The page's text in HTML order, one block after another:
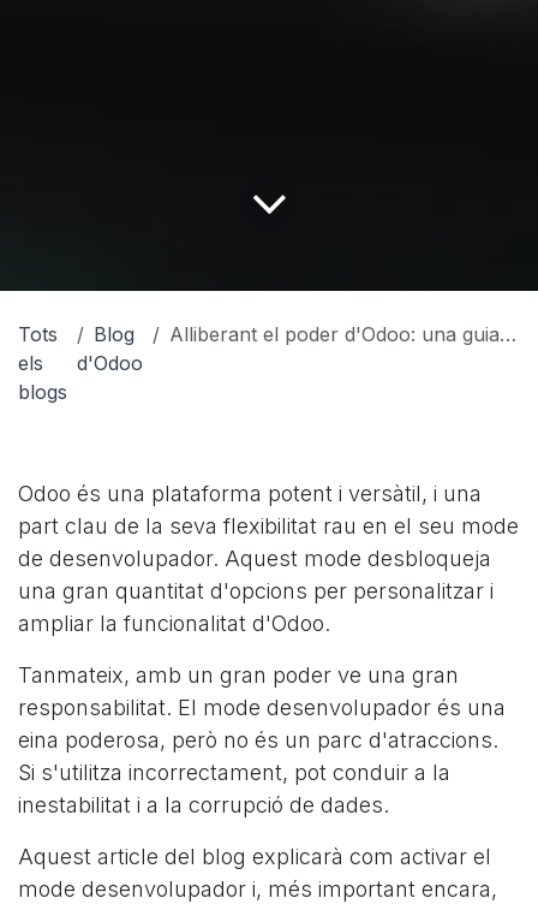
Tots
els
blogs
Blog
d'Odoo
Alliberant el poder d'Odoo: una guia per al mode de desenvolupador (i per què hauríeu de caminar amb cura)
Odoo és una plataforma potent i versàtil, i una
part clau de la seva flexibilitat rau en el seu mode
de desenvolupador. Aquest mode desbloqueja
una gran quantitat d'opcions per personalitzar i
ampliar la funcionalitat d'Odoo.
Tanmateix, amb un gran poder ve una gran
responsabilitat. El mode desenvolupador és una
eina poderosa, però no és un parc d'atraccions.
Si s'utilitza incorrectament, pot conduir a la
inestabilitat i a la corrupció de dades.
Aquest article del blog explicarà com activar el
mode desenvolupador i, més important encara,